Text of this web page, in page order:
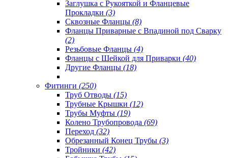
Заглушка с Рукояткой и Фланцевые
Прокладки (3)
Сквозные Фланцы (8)
Фланцы Приварные с Впадиной под Сварку
(2)
Резьбовые Фланцы (4)
Фланцы с Шейкой для Приварки (40)
Другие Фланцы (18)
Фитинги (250)
Труб Отводы (15)
Трубные Крышки (12)
Трубы Муфты (19)
Колено Трубопровода (69)
Переход (32)
Обрезанный Конец Трубы (3)
Тройники (42)